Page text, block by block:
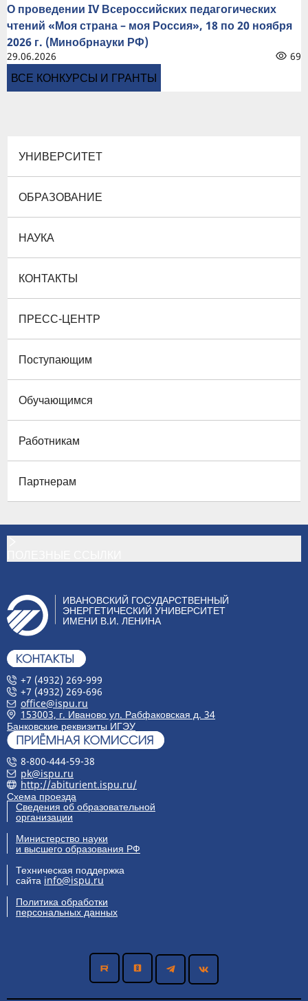
О проведении IV Всероссийских педагогических
чтений «Моя страна – моя Россия», 18 по 20 ноября
2026 г. (Минобрнауки РФ)
29.06.2026 69
ВСЕ КОНКУРСЫ И ГРАНТЫ
УНИВЕРСИТЕТ
ОБРАЗОВАНИЕ
НАУКА
КОНТАКТЫ
ПРЕСС-ЦЕНТР
Поступающим
Обучающимся
Работникам
Партнерам
ИВАНОВСКИЙ ГОСУДАРСТВЕННЫЙ
ЭНЕРГЕТИЧЕСКИЙ УНИВЕРСИТЕТ
ИМЕНИ В.И. ЛЕНИНА
+7 (4932) 269-999
+7 (4932) 269-696
office@ispu.ru
153003, г. Иваново ул. Рабфаковская д. 34
Банковские реквизиты ИГЭУ
8-800-444-59-38
pk@ispu.ru
http://abiturient.ispu.ru/
Схема проезда
Сведения об образовательной
организации
Министерство науки
и высшего образования РФ
Техническая поддержка
сайта info@ispu.ru
Политика обработки
персональных данных